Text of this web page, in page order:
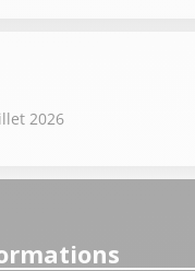
2026